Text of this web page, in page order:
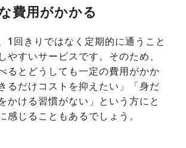
費用がかかる
1回きりではなく定期的に通うこと
やすいサービスです。そのため、
るとどうしても一定の費用がかか
るだけコストを抑えたい」「身だ
かける習慣がない」という方にと
感じることもあるでしょう。